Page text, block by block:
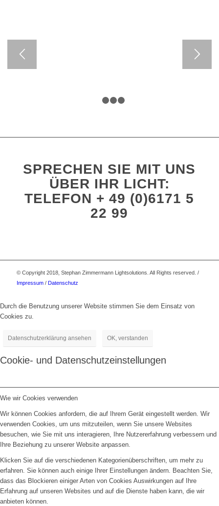
SPRECHEN SIE MIT UNS
ÜBER IHR LICHT:
TELEFON + 49 (0)6171 5
22 99
© Copyright 2018, Stephan Zimmermann Lightsolutions. All Rights reserved. /
Impressum/ Datenschutz
Durch die Benutzung unserer Website stimmen Sie dem Einsatz von
Cookies zu.
Datenschutzerklärung ansehen OK, verstanden
Cookie- und Datenschutzeinstellungen
Wie wir Cookies verwenden
Wir können Cookies anfordern, die auf Ihrem Gerät eingestellt werden. Wir
verwenden Cookies, um uns mitzuteilen, wenn Sie unsere Websites
besuchen, wie Sie mit uns interagieren, Ihre Nutzererfahrung verbessern und
Ihre Beziehung zu unserer Website anpassen.
Klicken Sie auf die verschiedenen Kategorienüberschriften, um mehr zu
erfahren. Sie können auch einige Ihrer Einstellungen ändern. Beachten Sie,
dass das Blockieren einiger Arten von Cookies Auswirkungen auf Ihre
Erfahrung auf unseren Websites und auf die Dienste haben kann, die wir
anbieten können.